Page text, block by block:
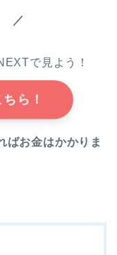
／
で見よう！
ら！
お金はかかりま